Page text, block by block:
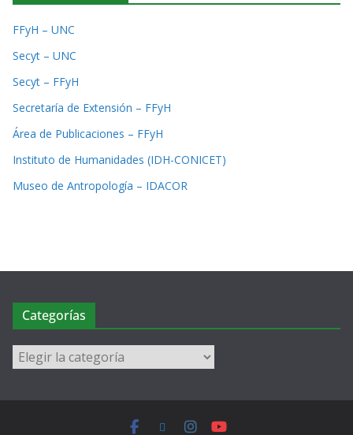
FFyH – UNC
Secyt – UNC
Secyt – FFyH
Secretaría de Extensión – FFyH
Área de Publicaciones – FFyH
Instituto de Humanidades (IDH-CONICET)
Museo de Antropología – IDACOR
Categorías